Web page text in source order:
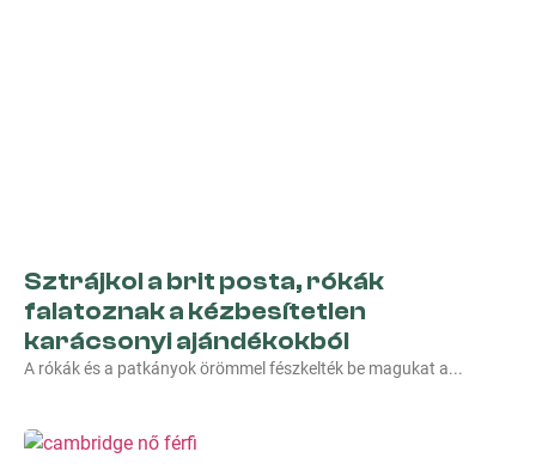
Sztrájkol a brit posta, rókák
falatoznak a kézbesítetlen
karácsonyi ajándékokból
A rókák és a patkányok örömmel fészkelték be magukat a